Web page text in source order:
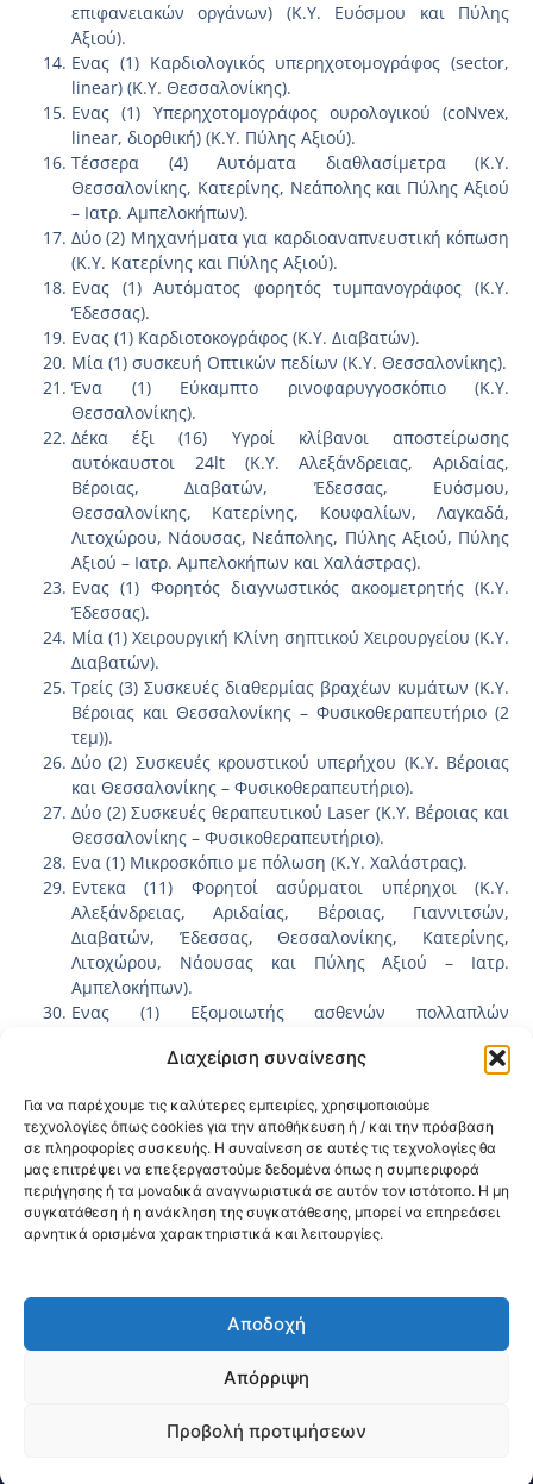
Διαχείριση συναίνεσης
Για να παρέχουμε τις καλύτερες εμπειρίες, χρησιμοποιούμε
τεχνολογίες όπως cookies για την αποθήκευση ή / και την πρόσβαση
σε πληροφορίες συσκευής. Η συναίνεση σε αυτές τις τεχνολογίες θα
μας επιτρέψει να επεξεργαστούμε δεδομένα όπως η συμπεριφορά
περιήγησης ή τα μοναδικά αναγνωριστικά σε αυτόν τον ιστότοπο. Η μη
συγκατάθεση ή η ανάκληση της συγκατάθεσης, μπορεί να επηρεάσει
αρνητικά ορισμένα χαρακτηριστικά και λειτουργίες.
Αποδοχή
Απόρριψη
Προβολή προτιμήσεων
επιφανειακών οργάνων) (Κ.Υ. Ευόσμου και Πύλης
Αξιού).
Ενας (1) Καρδιολογικός υπερηχοτομογράφος (sector,
linear) (Κ.Υ. Θεσσαλονίκης).
Ενας (1) Υπερηχοτομογράφος ουρολογικού (coNvex,
linear, διορθική) (Κ.Υ. Πύλης Αξιού).
Τέσσερα (4) Αυτόματα διαθλασίμετρα (Κ.Υ.
Θεσσαλονίκης, Κατερίνης, Νεάπολης και Πύλης Αξιού
– Ιατρ. Αμπελοκήπων).
Δύο (2) Μηχανήματα για καρδιοαναπνευστική κόπωση
(Κ.Υ. Κατερίνης και Πύλης Αξιού).
Ενας (1) Αυτόματος φορητός τυμπανογράφος (Κ.Υ.
Έδεσσας).
Ενας (1) Καρδιοτοκογράφος (Κ.Υ. Διαβατών).
Μία (1) συσκευή Οπτικών πεδίων (Κ.Υ. Θεσσαλονίκης).
Ένα (1) Εύκαμπτο ρινοφαρυγγοσκόπιο (Κ.Υ.
Θεσσαλονίκης).
Δέκα έξι (16) Υγροί κλίβανοι αποστείρωσης
αυτόκαυστοι 24lt (Κ.Υ. Αλεξάνδρειας, Αριδαίας,
Βέροιας, Διαβατών, Έδεσσας, Ευόσμου,
Θεσσαλονίκης, Κατερίνης, Κουφαλίων, Λαγκαδά,
Λιτοχώρου, Νάουσας, Νεάπολης, Πύλης Αξιού, Πύλης
Αξιού – Ιατρ. Αμπελοκήπων και Χαλάστρας).
Ενας (1) Φορητός διαγνωστικός ακοομετρητής (Κ.Υ.
Έδεσσας).
Μία (1) Χειρουργική Κλίνη σηπτικού Χειρουργείου (Κ.Υ.
Διαβατών).
Τρείς (3) Συσκευές διαθερμίας βραχέων κυμάτων (Κ.Υ.
Βέροιας και Θεσσαλονίκης – Φυσικοθεραπευτήριο (2
τεμ)).
Δύο (2) Συσκευές κρουστικού υπερήχου (Κ.Υ. Βέροιας
και Θεσσαλονίκης – Φυσικοθεραπευτήριο).
Δύο (2) Συσκευές θεραπευτικού Laser (Κ.Υ. Βέροιας και
Θεσσαλονίκης – Φυσικοθεραπευτήριο).
Ενα (1) Μικροσκόπιο με πόλωση (Κ.Υ. Χαλάστρας).
Εντεκα (11) Φορητοί ασύρματοι υπέρηχοι (Κ.Υ.
Αλεξάνδρειας, Αριδαίας, Βέροιας, Γιαννιτσών,
Διαβατών, Έδεσσας, Θεσσαλονίκης, Κατερίνης,
Λιτοχώρου, Νάουσας και Πύλης Αξιού – Ιατρ.
Αμπελοκήπων).
Ενας (1) Εξομοιωτής ασθενών πολλαπλών
Σημειώνεται ότι η ανωτέρω πράξη έχει ανακληθεί από το
μεταφερθεί στο τρέχον Πρόγραμμα «Κεντρική Μακεδονία
2021-2027» για διαχειριστικούς λόγους, σύμφωνα με την υπ’
αριθμ. πρωτ. 589/14.02.2023 (ΚΩΔΙΚΟΣ 012.4Α.5.1)
Πρόσκληση της ΕΥΔ Προγράμματος «ΚΕΝΤΡΙΚΗ ΜΑΚΕΔΟΝΙΑ»
και την υπ’ αριθμ. πρωτ. 1525/07-04-2023 Απόφαση Ένταξης
Πράξης του Περιφερειάρχη Κεντρικής Μακεδονίας.
@2026 3ype.gr All rights reserved
Θεσσαλονίκη, ΕλλάδαΤηλ: +30 2311 226 200
04424 Website Visits: 1593976